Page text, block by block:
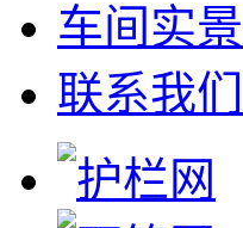
车间实景
联系我们